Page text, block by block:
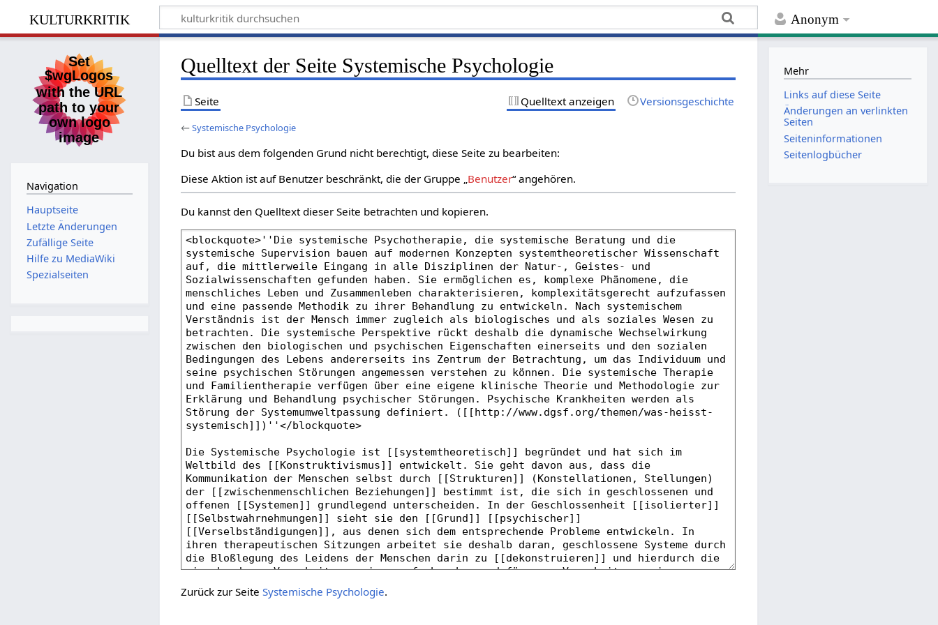
Anonym
kulturkritik
Quelltext der Seite Systemische Psychologie
Seite Quelltext anzeigen Versionsgeschichte
←Systemische Psychologie
Du bist aus dem folgenden Grund nicht berechtigt, diese Seite zu bearbeiten:
Diese Aktion ist auf Benutzer beschränkt, die der Gruppe „Benutzer“ angehören.
Du kannst den Quelltext dieser Seite betrachten und kopieren.
Zurück zur SeiteSystemische Psychologie.
Navigation
Hauptseite
Letzte Änderungen
Zufällige Seite
Hilfe zu MediaWiki
Spezialseiten
Mehr
Links auf diese Seite
Änderungen an verlinkten
Seiten
Seiten­­informationen
Seitenlogbücher